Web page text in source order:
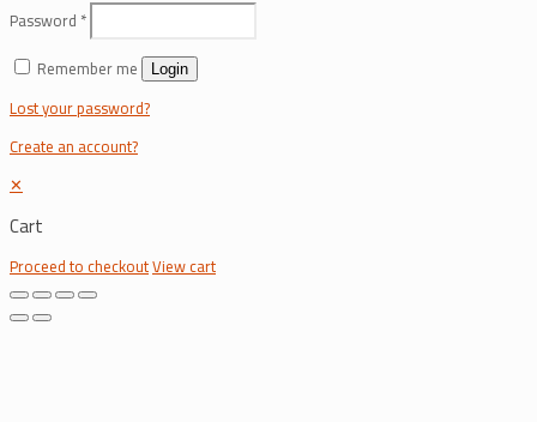
Password *
Remember me
Login
Lost your password?
Create an account?
✕
Cart
Proceed to checkoutView cart